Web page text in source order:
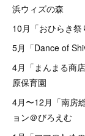
浜ウィズの森
10月「おひらき
5月「Dance of
4月「まんまる商
原保育園
4月〜12月「南房
ョン＠びろえむ